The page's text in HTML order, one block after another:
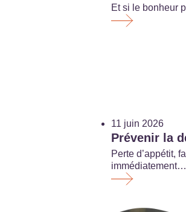
Et si le bonheur
11 juin 2026
Prévenir la
Perte d’appétit,